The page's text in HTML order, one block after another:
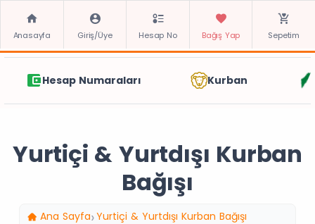
Anasayfa Giriş/Üye Hesap No Bağış Yap Sepetim
Hesap Numaraları Kurban
Yurtiçi & Yurtdışı Kurban
Bağışı
Ana Sayfa Yurtiçi & Yurtdışı Kurban Bağışı